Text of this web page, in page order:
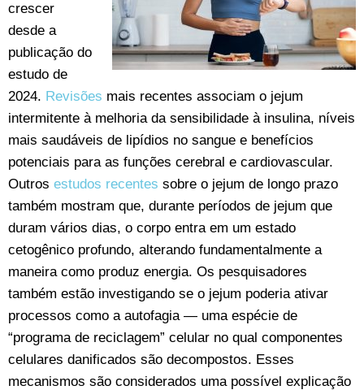
crescer
desde a
publicação do
estudo de
2024. Revisões mais recentes associam o jejum
intermitente à melhoria da sensibilidade à insulina, níveis
mais saudáveis de lipídios no sangue e benefícios
potenciais para as funções cerebral e cardiovascular.
Outros estudos recentes sobre o jejum de longo prazo
também mostram que, durante períodos de jejum que
duram vários dias, o corpo entra em um estado
cetogênico profundo, alterando fundamentalmente a
maneira como produz energia. Os pesquisadores
também estão investigando se o jejum poderia ativar
processos como a autofagia — uma espécie de
“programa de reciclagem” celular no qual componentes
celulares danificados são decompostos. Esses
mecanismos são considerados uma possível explicação